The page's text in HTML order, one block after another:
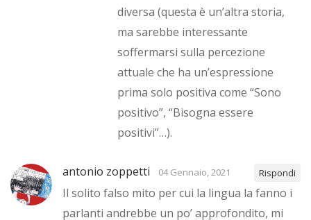
diversa (questa è un’altra storia,
ma sarebbe interessante
soffermarsi sulla percezione
attuale che ha un’espressione
prima solo positiva come “Sono
positivo”, “Bisogna essere
positivi”…).
antonio zoppetti 04 Gennaio, 2021 Rispondi
Il solito falso mito per cui la lingua la fanno i
parlanti andrebbe un po’ approfondito, mi